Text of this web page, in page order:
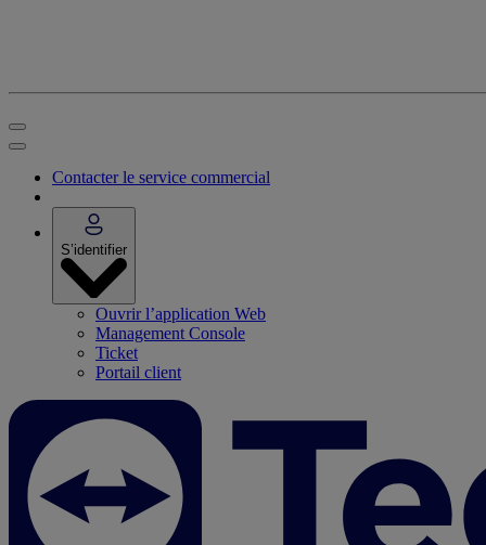
Contacter le service commercial
S’identifier
Ouvrir l’application Web
Management Console
Ticket
Portail client